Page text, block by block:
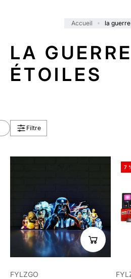
Accueil la
LA
ÉTOILES
Filtre
FYLZGO
7
résultats